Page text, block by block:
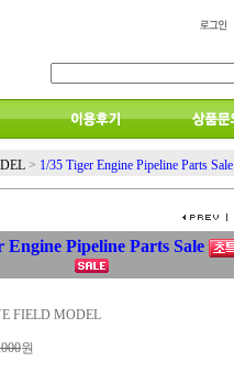
> 1/35 Tiger Engine Pipeline Parts Sale
Engine Pipeline Parts Sale
FIELD MODEL
원